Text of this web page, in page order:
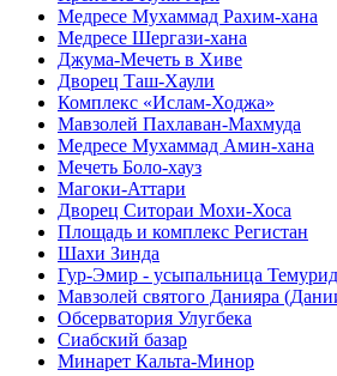
Медресе Мухаммад Рахим-хана
Медресе Шергази-хана
Джума-Мечеть в Хиве
Дворец Таш-Хаули
Комплекс «Ислам-Ходжа»
Мавзолей Пахлаван-Махмуда
Медресе Мухаммад Амин-хана
Мечеть Боло-хауз
Магоки-Аттари
Дворец Ситораи Мохи-Хоса
Площадь и комплекс Регистан
Шахи Зинда
Гур-Эмир - усыпальница
Мавзолей святого Данияра
Обсерватория Улугбека
Сиабский базар
Минарет Кальта-Минор